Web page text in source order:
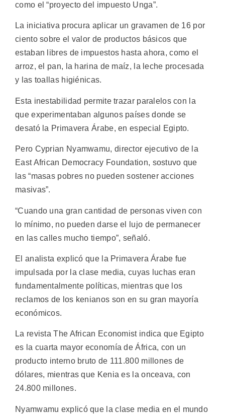
como el “proyecto del impuesto Unga”.
La iniciativa procura aplicar un gravamen de 16 por
ciento sobre el valor de productos básicos que
estaban libres de impuestos hasta ahora, como el
arroz, el pan, la harina de maíz, la leche procesada
y las toallas higiénicas.
Esta inestabilidad permite trazar paralelos con la
que experimentaban algunos países donde se
desató la Primavera Árabe, en especial Egipto.
Pero Cyprian Nyamwamu, director ejecutivo de la
East African Democracy Foundation, sostuvo que
las “masas pobres no pueden sostener acciones
masivas”.
“Cuando una gran cantidad de personas viven con
lo mínimo, no pueden darse el lujo de permanecer
en las calles mucho tiempo”, señaló.
El analista explicó que la Primavera Árabe fue
impulsada por la clase media, cuyas luchas eran
fundamentalmente políticas, mientras que los
reclamos de los kenianos son en su gran mayoría
económicos.
La revista The African Economist indica que Egipto
es la cuarta mayor economía de África, con un
producto interno bruto de 111.800 millones de
dólares, mientras que Kenia es la onceava, con
24.800 millones.
Nyamwamu explicó que la clase media en el mundo